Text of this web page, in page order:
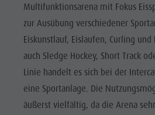
MUSEEN
SEHENSWÜRDIGKEITEN
ORTE &
UMGEBUNG
Wellness
Familie & Kinder
Info A-Z
Paragleiten
Ballonfahren
Rafting & Canyoning
Reiten
Tennis
Schwimmen
Wetter
Kontakt
Newsletter
Katalogservice
Ortstaxe
Urlaub mit Hund
Trainingslager
Multifunktionsarena mit Fokus
zur Ausübung verschiedener
Eiskunstlauf, Eislaufen, Curling und
auch Sledge Hockey, Short Track
Linie handelt es sich bei der
eine Sportanlage. Die
äußerst vielfältig, da die Arena